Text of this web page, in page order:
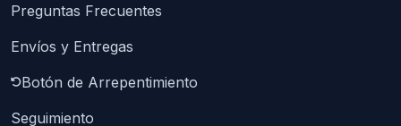
Preguntas Frecuentes
Envíos y Entregas
Botón de Arrepentimiento
Seguimiento